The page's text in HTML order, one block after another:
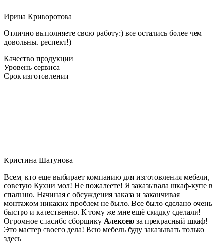
Ирина Криворотова
Отлично выполняете свою работу:) все остались более чем
довольны, респект!)
Качество продукции
Уровень сервиса
Срок изготовления
Кристина Шатунова
Всем, кто еще выбирает компанию для изготовления мебели,
советую Кухни мол! Не пожалеете! Я заказывала шкаф-купе в
спальню. Начиная с обсуждения заказа и заканчивая
монтажом никаких проблем не было. Все было сделано очень
быстро и качественно. К тому же мне ещё скидку сделали!
Огромное спасибо сборщику Алексею за прекрасный шкаф!
Это мастер своего дела! Всю мебель буду заказывать только
здесь.